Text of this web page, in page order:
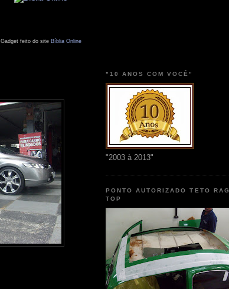
Gadget feito do site Bíblia Online
"10 ANOS COM VOCÊ"
"2003 à 2013"
PONTO AUTORIZADO TETO RAG
TOP